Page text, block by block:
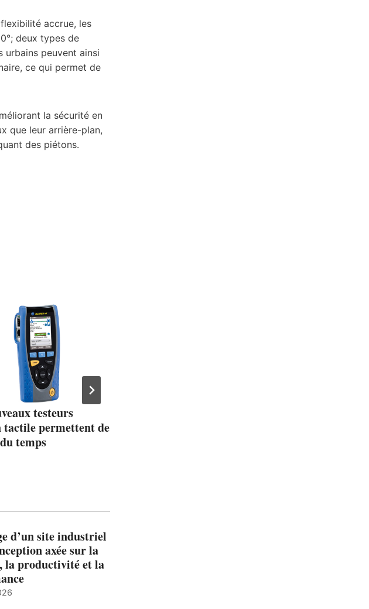
accrue, les
deux types de
urbains peuvent ainsi
ce qui permet de
la sécurité en
que leur arrière-plan,
des piétons.
testeurs
tactile permettent de
temps
d’un site industriel
axée sur la
la productivité et la